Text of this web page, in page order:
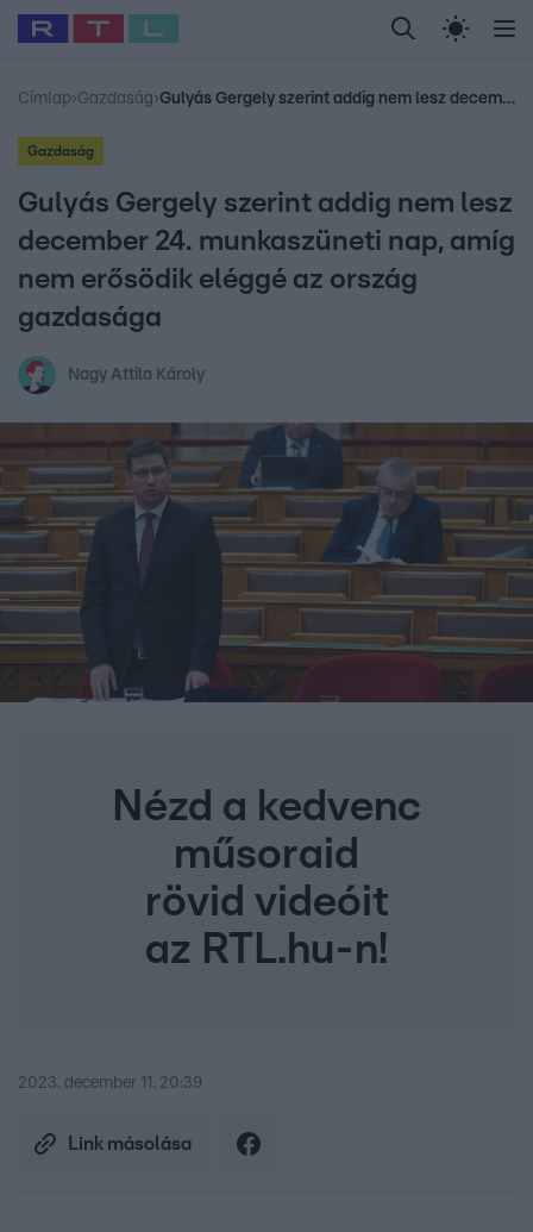
Legfrissebb RTL Híradó Randi Celeb vagyok,
Babits Marcella Most Wanted Gallusz
Címlap›Gazdaság› Gulyás Gergely szerint addig nem lesz december 24. munkaszüneti nap, amíg nem erősödik eléggé az ország gazdasága
Gazdaság
Gulyás Gergely szerint addig nem lesz
december 24. munkaszüneti nap, amíg
nem erősödik eléggé az ország
gazdasága
Nagy Attila Károly
Nézd a kedvenc
műsoraid
rövid videóit
az RTL.hu-n!
2023. december 11. 20:39
Link másolása